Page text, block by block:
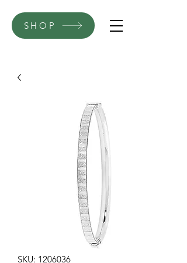
SHOP
SKU: 1206036